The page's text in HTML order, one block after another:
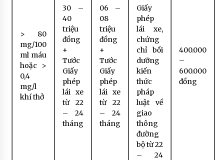
> 80
mg/100
ml máu
hoặc >
0,4
mg/l
khí thở
30 –
40
triệu
đồng
+
Tước
Giấy
phép
lái xe
từ 22
– 24
tháng
06 –
08
triệu
đồng
+
Tước
Giấy
phép
lái xe
từ 22
– 24
tháng
Giấy
phép
lái xe,
chứng
chỉ bồi
dưỡng
kiến
thức
pháp
luật về
giao
thông
đường
bộ từ 22
– 24
400.000
–
600.000
đồng